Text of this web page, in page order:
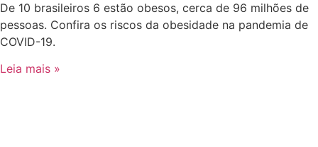
De 10 brasileiros 6 estão obesos, cerca de 96 milhões de
pessoas. Confira os riscos da obesidade na pandemia de
COVID-19.
Leia mais »